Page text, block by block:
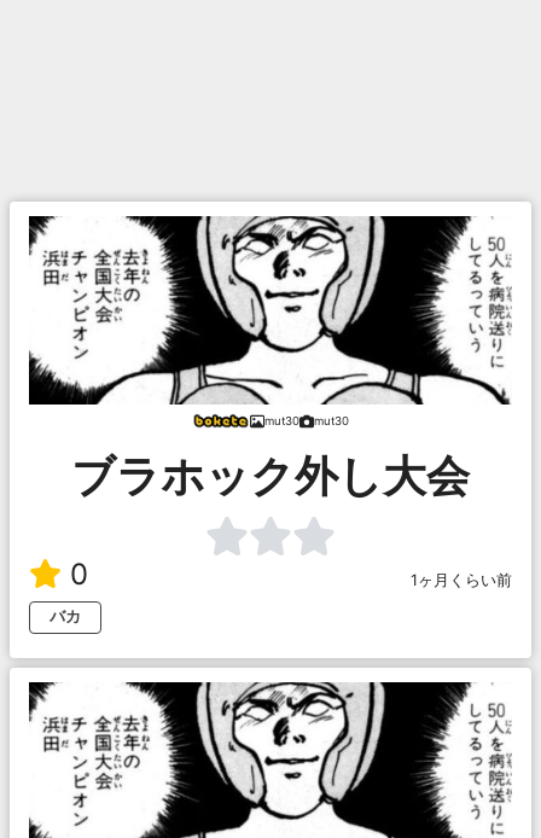
mut30 mut30
ブラホック外し大会
0
1ヶ月くらい前
バカ